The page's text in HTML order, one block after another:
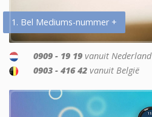
1. Bel Mediums-nummer +
0909 - 19 19 vanuit Nederland
0903 - 416 42 vanuit België